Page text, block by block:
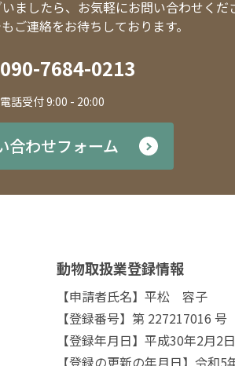
ましたら、お気軽にお問い合わせくだ
ご連絡をお待ちしております。
090-7684-0213
電話受付 9:00 - 20:00
合わせフォーム
動物取扱業登録情報
【申請者氏名】平松 容子
【登録番号】第 227217016 号
【登録年月日】平成30年2月2日
【登録の更新の年月日】令和5